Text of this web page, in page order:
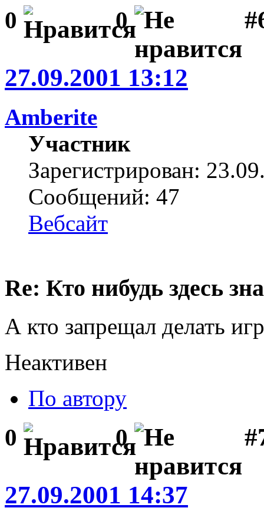
0 0
27.09.2001 13:12
Amberite
Участник
Зарегистрирован:
Сообщений: 47
Вебсайт
Re: Кто нибудь здесь
А кто запрещал делать
Неактивен
По автору
0 0
27.09.2001 14:37